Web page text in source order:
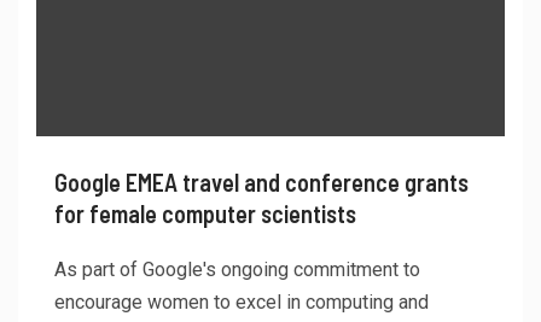
Google EMEA travel and conference grants
for female computer scientists
As part of Google's ongoing commitment to
encourage women to excel in computing and